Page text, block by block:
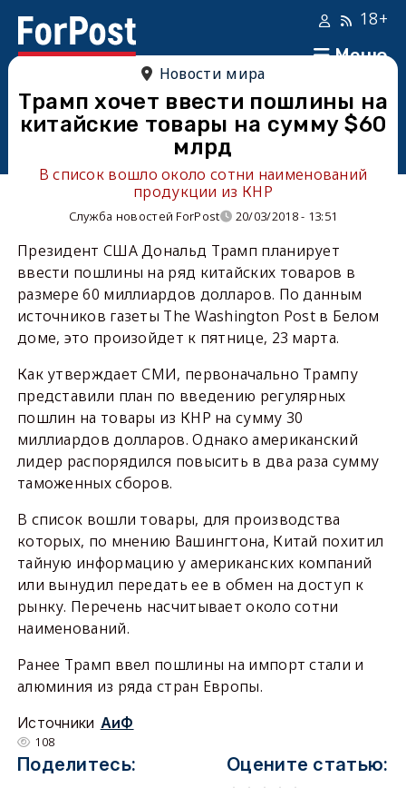
Меню
18+
Новости мира
Трамп хочет ввести пошлины на
китайские товары на сумму $60
млрд
В список вошло около сотни наименований
продукции из КНР
Служба новостей ForPost 20/03/2018 - 13:51
Президент США Дональд Трамп планирует
ввести пошлины на ряд китайских товаров в
размере 60 миллиардов долларов. По данным
источников газеты The Washington Post в Белом
доме, это произойдет к пятнице, 23 марта.
Как утверждает СМИ, первоначально Трампу
представили план по введению регулярных
пошлин на товары из КНР на сумму 30
миллиардов долларов. Однако американский
лидер распорядился повысить в два раза сумму
таможенных сборов.
В список вошли товары, для производства
которых, по мнению Вашингтона, Китай похитил
тайную информацию у американских компаний
или вынудил передать ее в обмен на доступ к
рынку. Перечень насчитывает около сотни
наименований.
Ранее Трамп ввел пошлины на импорт стали и
алюминия из ряда стран Европы.
Источники АиФ
108
Поделитесь: Оцените статью: